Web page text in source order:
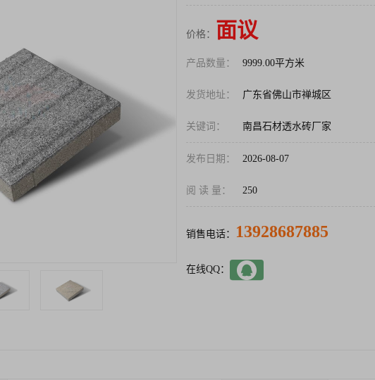
价格： 面议
产品数量： 9999.00平方米
发货地址： 广东省佛山市禅城区
关键词： 南昌石材透水砖厂家
发布日期： 2026-08-07
阅 读 量： 250
销售电话： 13928687885
在线QQ：